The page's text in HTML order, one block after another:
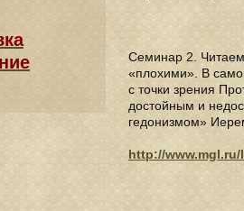
Семинар 2.
«плохими». В
с точки зрения
достойным и
гедонизмом»
http://